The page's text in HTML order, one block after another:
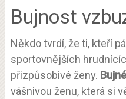
Bujnost
Někdo tvrdí, že ti, kteří
sportovnějších
přizpůsobivé ženy.
vášnivou ženu, která si